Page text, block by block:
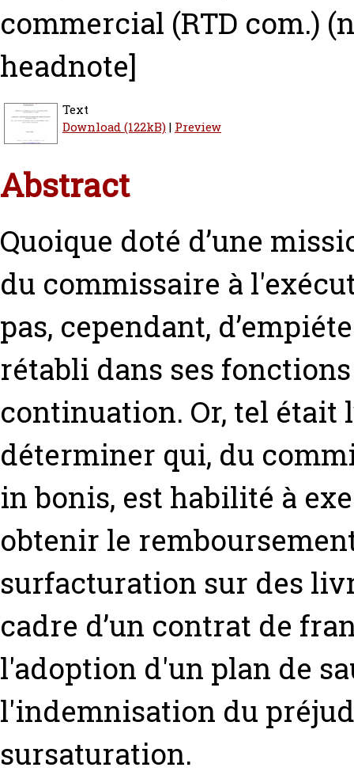
commercial (RTD com.)
headnote]
Text
Download (122kB)| Preview
Abstract
Quoique doté d’une
du commissaire à
pas, cependant,
rétabli dans ses
continuation. Or, tel était
déterminer qui, du
in bonis, est habilité à
obtenir le
surfacturation sur des
cadre d’un contrat de
l'adoption d'un plan de
l'indemnisation du
sursaturation.